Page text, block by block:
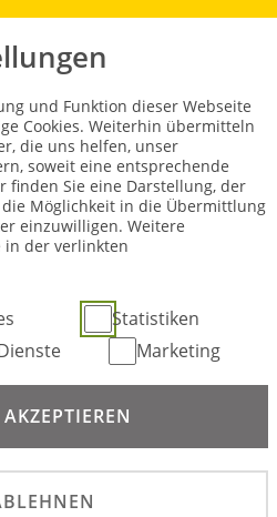
und Funktion dieser Webseite
Cookies. Weiterhin übermitteln
die uns helfen, unser
soweit eine entsprechende
finden Sie eine Darstellung, der
die Möglichkeit in die Übermittlung
einzuwilligen. Weitere
in der verlinkten
Statistiken
Marketing